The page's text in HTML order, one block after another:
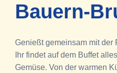
Bauern-
Genießt gemeinsam mit der
Ihr findet auf dem Buffet
Gemüse. Von der warmen